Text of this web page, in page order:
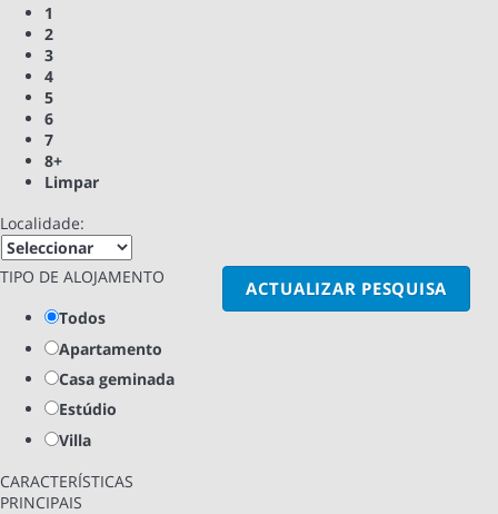
1
2
3
4
5
6
7
8+
Limpar
Localidade:
ACTUALIZAR PESQUISA
TIPO DE ALOJAMENTO
Todos
Apartamento
Casa geminada
Estúdio
Villa
CARACTERÍSTICAS
PRINCIPAIS